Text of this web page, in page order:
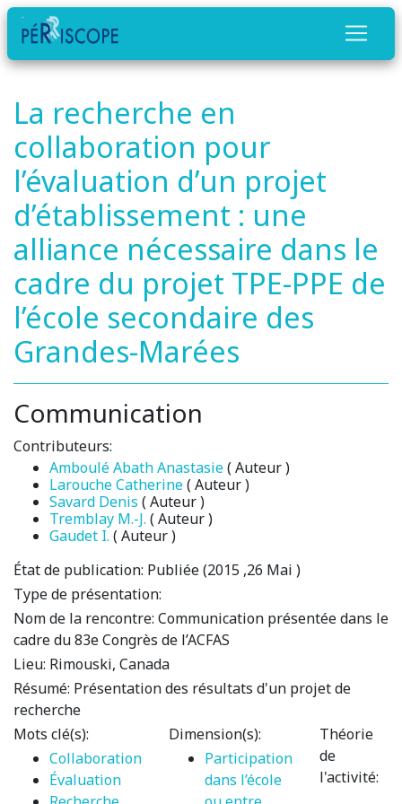
La recherche en
collaboration pour
l’évaluation d’un projet
d’établissement : une
alliance nécessaire dans le
cadre du projet TPE-PPE de
l’école secondaire des
Grandes-Marées
Communication
Contributeurs:
Amboulé Abath Anastasie( Auteur )
Larouche Catherine( Auteur )
Savard Denis ( Auteur )
Tremblay M.-J. ( Auteur )
Gaudet I. ( Auteur )
État de publication: Publiée (2015 ,26 Mai )
Type de présentation:
Nom de la rencontre: Communication présentée dans le
cadre du 83e Congrès de l’ACFAS
Lieu: Rimouski, Canada
Résumé: Présentation des résultats d'un projet de
recherche
Mots clé(s):
Collaboration
Évaluation
Dimension(s):
Participation
dans l’école
Théorie
de
l'activité: